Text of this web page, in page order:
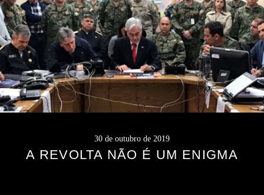
30 de outubro de 2019
A REVOLTA NÃO É UM ENIGMA